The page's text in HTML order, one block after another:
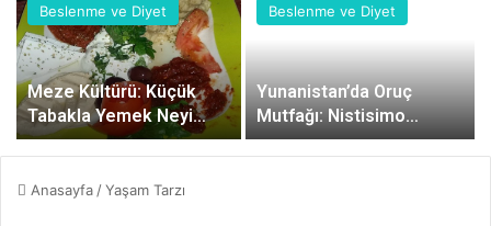
Beslenme ve Diyet
Meze Kültürü: Küçük
Tabakla Yemek Neyi
Değiştiriyor
Beslenme ve Diyet
Yunanistan’da Oruç
Mutfağı: Nistisimo
Beslenme
Anasayfa /Yaşam Tarzı